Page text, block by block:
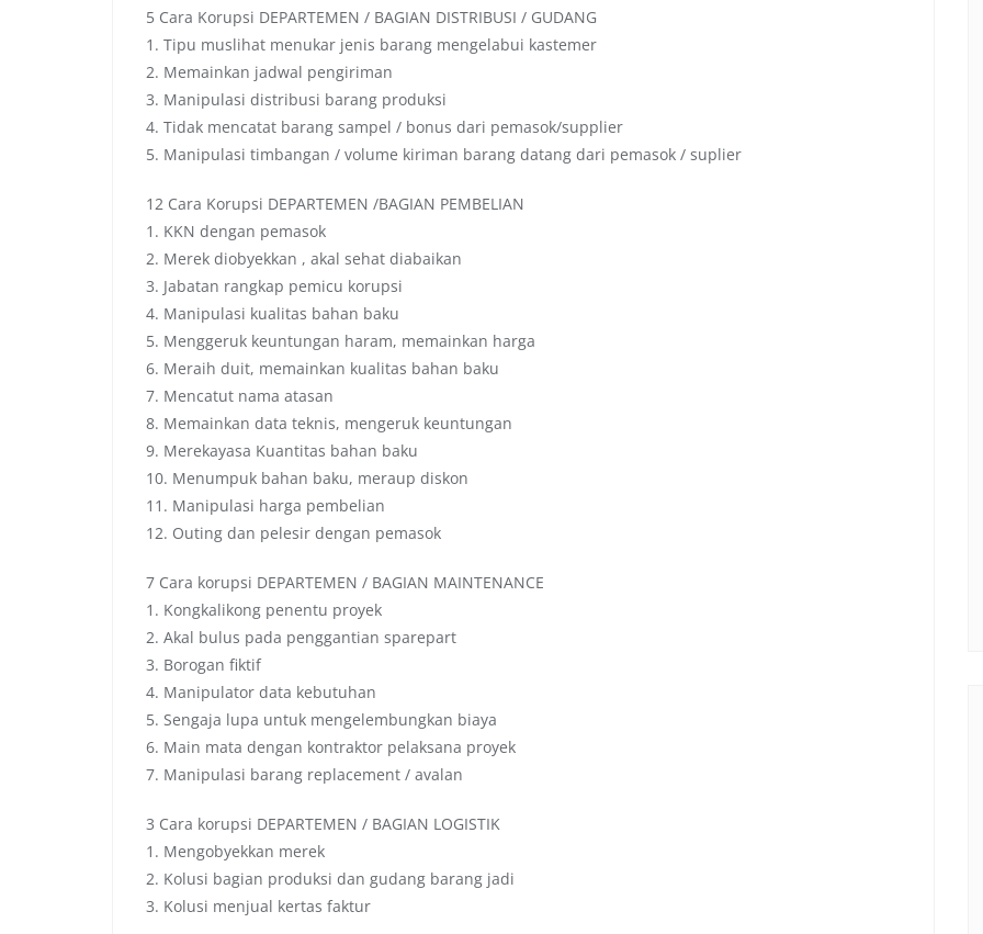
5 Cara Korupsi DEPARTEMEN / BAGIAN DISTRIBUSI / GUDANG
1. Tipu muslihat menukar jenis barang mengelabui kastemer
2. Memainkan jadwal pengiriman
3. Manipulasi distribusi barang produksi
4. Tidak mencatat barang sampel / bonus dari pemasok/supplier
5. Manipulasi timbangan / volume kiriman barang datang dari pemasok / suplier
12 Cara Korupsi DEPARTEMEN /BAGIAN PEMBELIAN
1. KKN dengan pemasok
2. Merek diobyekkan , akal sehat diabaikan
3. Jabatan rangkap pemicu korupsi
4. Manipulasi kualitas bahan baku
5. Menggeruk keuntungan haram, memainkan harga
6. Meraih duit, memainkan kualitas bahan baku
7. Mencatut nama atasan
8. Memainkan data teknis, mengeruk keuntungan
9. Merekayasa Kuantitas bahan baku
10. Menumpuk bahan baku, meraup diskon
11. Manipulasi harga pembelian
12. Outing dan pelesir dengan pemasok
7 Cara korupsi DEPARTEMEN / BAGIAN MAINTENANCE
1. Kongkalikong penentu proyek
2. Akal bulus pada penggantian sparepart
3. Borogan fiktif
4. Manipulator data kebutuhan
5. Sengaja lupa untuk mengelembungkan biaya
6. Main mata dengan kontraktor pelaksana proyek
7. Manipulasi barang replacement / avalan
3 Cara korupsi DEPARTEMEN / BAGIAN LOGISTIK
1. Mengobyekkan merek
2. Kolusi bagian produksi dan gudang barang jadi
3. Kolusi menjual kertas faktur